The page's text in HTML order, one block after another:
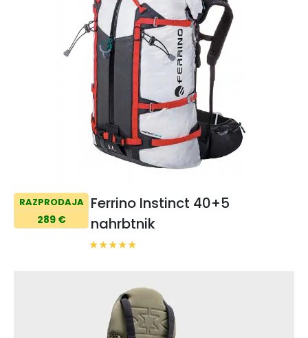
RAZPRODAJA
289 €
Ferrino Instinct 40+5
nahrbtnik